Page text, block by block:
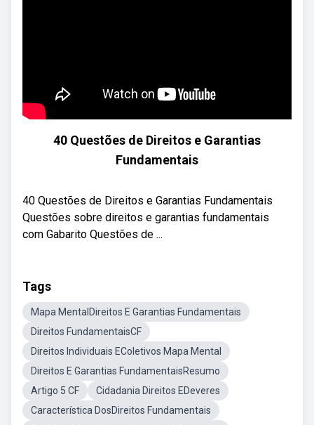
40 Questões de Direitos e Garantias
Fundamentais
40 Questões de Direitos e Garantias Fundamentais
Questões sobre direitos e garantias fundamentais
com Gabarito Questões de ...
Tags
Mapa MentalDireitos E Garantias Fundamentais
Direitos FundamentaisCF
Direitos Individuais EColetivos Mapa Mental
Direitos E Garantias FundamentaisResumo
Artigo 5 CF
Cidadania Direitos EDeveres
Característica DosDireitos Fundamentais